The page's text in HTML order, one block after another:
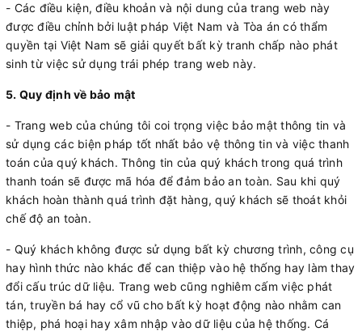
- Các điều kiện, điều khoản và nội dung của trang web này
được điều chỉnh bởi luật pháp Việt Nam và Tòa án có thẩm
quyền tại Việt Nam sẽ giải quyết bất kỳ tranh chấp nào phát
sinh từ việc sử dụng trái phép trang web này.
5. Quy định về bảo mật
- Trang web của chúng tôi coi trọng việc bảo mật thông tin và
sử dụng các biện pháp tốt nhất bảo vệ thông tin và việc thanh
toán của quý khách. Thông tin của quý khách trong quá trình
thanh toán sẽ được mã hóa để đảm bảo an toàn. Sau khi quý
khách hoàn thành quá trình đặt hàng, quý khách sẽ thoát khỏi
chế độ an toàn.
- Quý khách không được sử dụng bất kỳ chương trình, công cụ
hay hình thức nào khác để can thiệp vào hệ thống hay làm thay
đổi cấu trúc dữ liệu. Trang web cũng nghiêm cấm việc phát
tán, truyền bá hay cổ vũ cho bất kỳ hoạt động nào nhằm can
thiệp, phá hoại hay xâm nhập vào dữ liệu của hệ thống. Cá